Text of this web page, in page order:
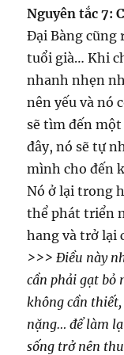
Nguyên tắc 7:
Đại Bàng cũng
tuổi già… Khi
nhanh nhẹn
nên yếu và nó
sẽ tìm đến
đây, nó sẽ tự
mình cho đến
Nó ở lại trong
thể phát triển
hang và trở lại
>>> Điều này
cần phải gạt bỏ
không cần thiết,
nặng… để làm
sống trở nên